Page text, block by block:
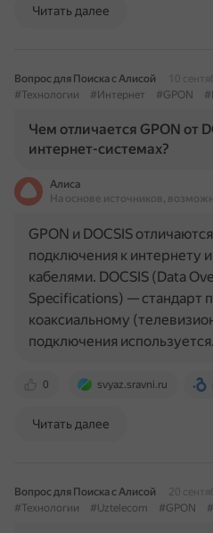
Читать далее
Вопрос для Поиска с Алисой
10
#Технологии
#Интернет #GPON
Чем отличается GPON от
интернет-системах?
Алиса
На основе источников,
0 svyaz.sravni.ru
GPON и DOCSIS
подключения к интернету
кабелями. DOCSIS (Data
Specifications) — стандарт
коаксиальному
подключения
Читать далее
Вопрос для Поиска с Алисой
20
#Технологии
#Uztelecom #GPON